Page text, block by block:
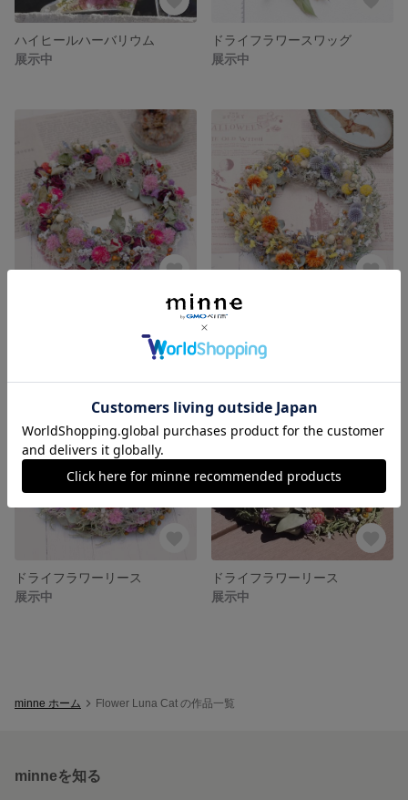
ハイヒールハーバリウム
展示中
ドライフラワースワッグ
展示中
ドライフラワーリース
ドライフラワーリース
展示中
ドライフラワーリース
展示中
minne ホーム Flower Luna Cat の作品一覧
minneを知る